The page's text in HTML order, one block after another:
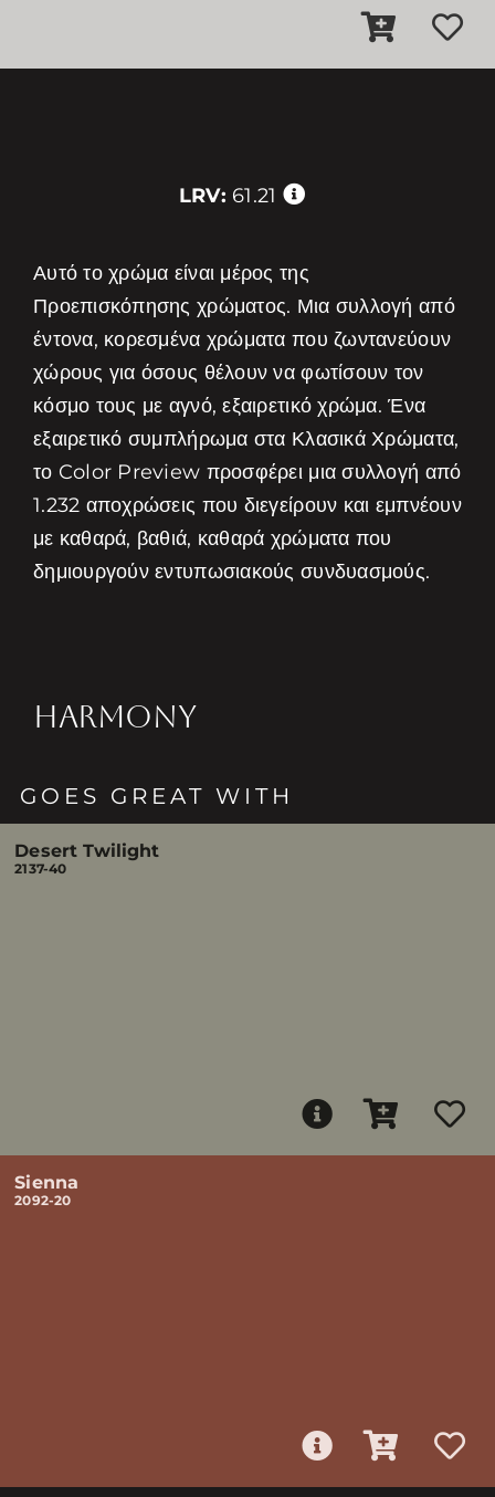
LRV: 61.21
Αυτό το χρώμα είναι μέρος της
Προεπισκόπησης χρώματος. Μια συλλογή από
έντονα, κορεσμένα χρώματα που ζωντανεύουν
χώρους για όσους θέλουν να φωτίσουν τον
κόσμο τους με αγνό, εξαιρετικό χρώμα. Ένα
εξαιρετικό συμπλήρωμα στα Κλασικά Χρώματα,
το Color Preview προσφέρει μια συλλογή από
1.232 αποχρώσεις που διεγείρουν και εμπνέουν
με καθαρά, βαθιά, καθαρά χρώματα που
δημιουργούν εντυπωσιακούς συνδυασμούς.
HARMONY
GOES GREAT WITH
Desert Twilight
2137-40
Sienna
2092-20